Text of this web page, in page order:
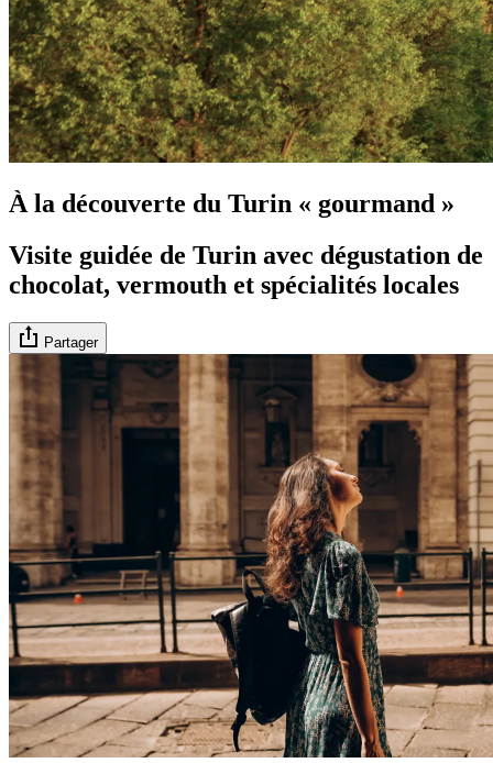
À la découverte du Turin « gourmand »
Visite guidée de Turin avec dégustation de
chocolat, vermouth et spécialités locales
Partager